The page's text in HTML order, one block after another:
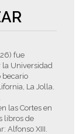
fue
la Universidad
becario
La Jolla.
las Cortes en
libros de
Alfonso XIII.